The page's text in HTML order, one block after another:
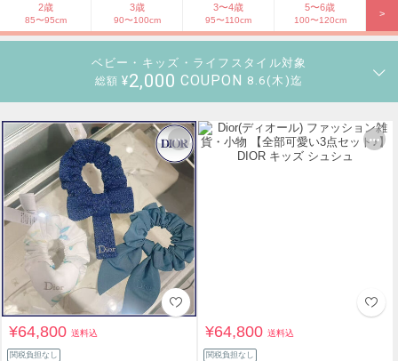
2歳
85〜95cm
3歳
90〜100cm
3〜4歳
95〜110cm
5〜6歳
100〜120cm
>
ベビー・キッズ・ライフスタイル対象
総額 ¥2,000 COUPON 8.6(木)迄
¥64,800送料込
関税負担なし
¥64,800送料込
関税負担なし